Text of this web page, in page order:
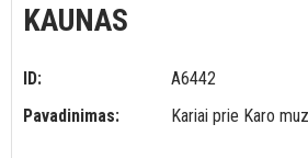
KAUNAS
ID:
A6442
Pavadinimas:
Kariai prie Karo